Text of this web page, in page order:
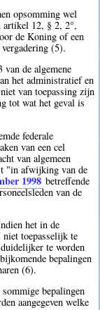
opsomming wel
12, § 2, 2°,
de Koning of een
(5).
de algemene
het administratief en
van toepassing zijn
tot wat het geval is
federale
van een cel
van algemeen
"in afwijking van de
1998 betreffende
van de
het in de
toepasselijk te
te worden
bepalingen
(6).
bepalingen
aangegeven welke